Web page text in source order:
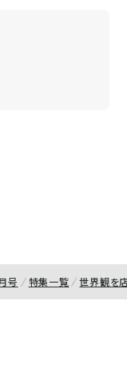
号 特集一覧 世界観を